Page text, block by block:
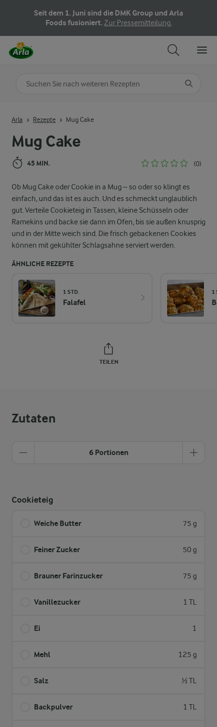
Seit dem 1. Juni sind die DMK Group und Arla
Foods fusioniert. Zur Pressemitteilung.
Mug Cake
45 MIN. (0)
Ob Mug Cake oder Cookie in a Mug – so oder so klingt es
einfach, und das ist es auch. Und es schmeckt unglaublich
gut. Verteile Cookieteig in Tassen, kleine Schüsseln oder
Ramekins und backe sie dann im Ofen, bis sie außen knusprig
und in der Mitte weich sind. Die frisch gebackenen Cookies
können mit gekühlter Schlagsahne serviert werden.
ÄHNLICHE REZEPTE
1 STD.
Falafel
1
TEILEN
Arla Rezepte Mug Cake
Zutaten
6 Portionen
Cookieteig
Weiche Butter 75 g
Feiner Zucker 50 g
Brauner Farinzucker 75 g
Vanillezucker 1 TL
Ei 1
Mehl 125 g
Salz ½ TL
Backpulver 1 TL
Nach Kategorie suchen